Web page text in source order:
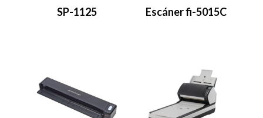
SP-1125 Escáner fi-5015C